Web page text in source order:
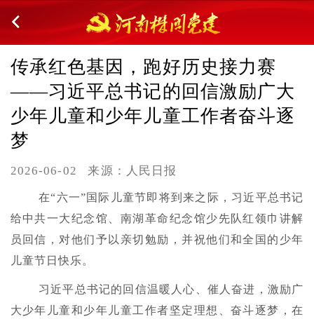
传承红色基因，跑好历史接力赛
——习近平总书记的回信激励广大
少年儿童和少年儿童工作者奋斗逐
梦
2026-06-02 来源：人民日报
在“六一”国际儿童节即将到来之际，习近平总书记
给中共一大纪念馆、南湖革命纪念馆少先队红领巾讲解
员回信，对他们予以亲切勉励，并祝他们和全国的少年
儿童节日快乐。
习近平总书记的回信温暖人心、催人奋进，激励广
大少年儿童和少年儿童工作者坚定理想、奋斗逐梦，在